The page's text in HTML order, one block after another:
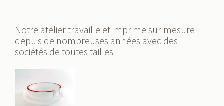
Notre atelier travaille et imprime sur mesure
depuis de nombreuses années avec des
sociétés de toutes tailles